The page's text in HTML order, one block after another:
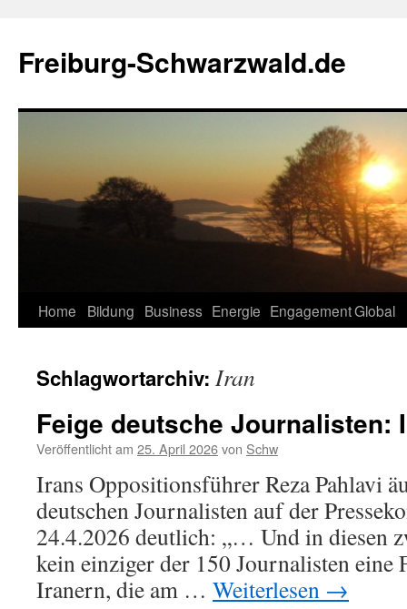
springen
Freiburg-Schwarzwald.de
Home Bildung Business Energie EngagementGlobal
Schlagwortarchiv: Iran
Feige deutsche Journalisten:
Veröffentlicht am 25. April 2026von Schw
Irans Oppositionsführer Reza Pahlavi
deutschen Journalisten auf der
24.4.2026 deutlich: „… Und in diesen
kein einziger der 150 Journalisten eine
Iranern, die am … Weiterlesen →